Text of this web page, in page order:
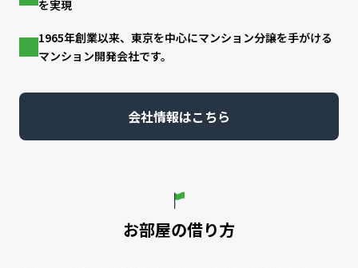
を実現
1965年創業以来、東京を中心にマンション分譲を手がける
マンション開発会社です。
会社情報はこちら
お部屋の借り方